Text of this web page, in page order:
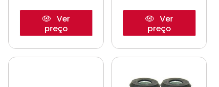
Ver
preço
Ver
preço